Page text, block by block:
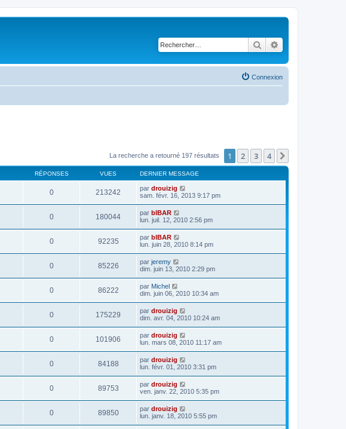
Rechercher
Connexion
La recherche a retourné 197 résultats 1 2 3 4
RÉPONSES VUES DERNIER MESSAGE
0 213242 par drouizig
sam. févr. 16, 2013 9:17 pm
0 180044 par bIBAR
lun. juil. 12, 2010 2:56 pm
0 92235 par bIBAR
lun. juin 28, 2010 8:14 pm
0 85226 par jeremy
dim. juin 13, 2010 2:29 pm
0 86222 par Michel
dim. juin 06, 2010 10:34 am
0 175229 par drouizig
dim. avr. 04, 2010 10:24 am
0 101906 par drouizig
lun. mars 08, 2010 11:17 am
0 84188 par drouizig
lun. févr. 01, 2010 3:31 pm
0 89753 par drouizig
ven. janv. 22, 2010 5:35 pm
0 89850 par drouizig
lun. janv. 18, 2010 5:55 pm